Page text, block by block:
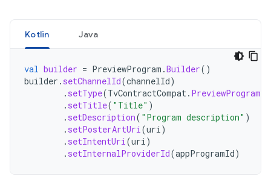
Kotlin Java
val builder = PreviewProgram .Builder()
builder . setChannelId(channelId)
. setType(TvContractCompat. PreviewPrograms
. setTitle( "Title" )
. setDescription( "Program description" )
. setPosterArtUri(uri)
. setIntentUri(uri)
. setInternalProviderId(appProgramId)